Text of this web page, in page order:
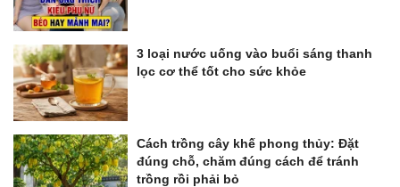
3 loại nước uống vào buổi sáng thanh
lọc cơ thể tốt cho sức khỏe
Cách trồng cây khế phong thủy: Đặt
đúng chỗ, chăm đúng cách để tránh
trồng rồi phải bỏ